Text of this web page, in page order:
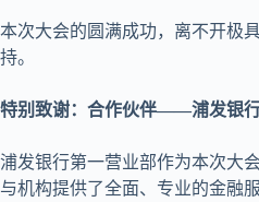
本次大会的圆满成功，离不开极
持。
特别致谢：合作伙伴——浦发银
浦发银行第一营业部作为本次大
与机构提供了全面、专业的金融